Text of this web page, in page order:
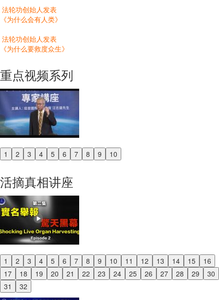
法轮功创始人发表
《为什么会有人类》
法轮功创始人发表
《为什么要救度众生》
重点视频系列
1 2 3 4 5 6 7 8 9 10
Previous
活摘真相讲座
1 2 3 4 5 6 7 8 9 10 11 12 13 14 15
16
17
18 19 20 21 22 23 24 25 26 27 28 29
30
31
32
Previous
Next